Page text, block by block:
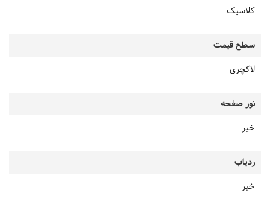
کلاسیک
سطح قیمت
لاکچری
نور صفحه
خیر
ردیاب
خیر